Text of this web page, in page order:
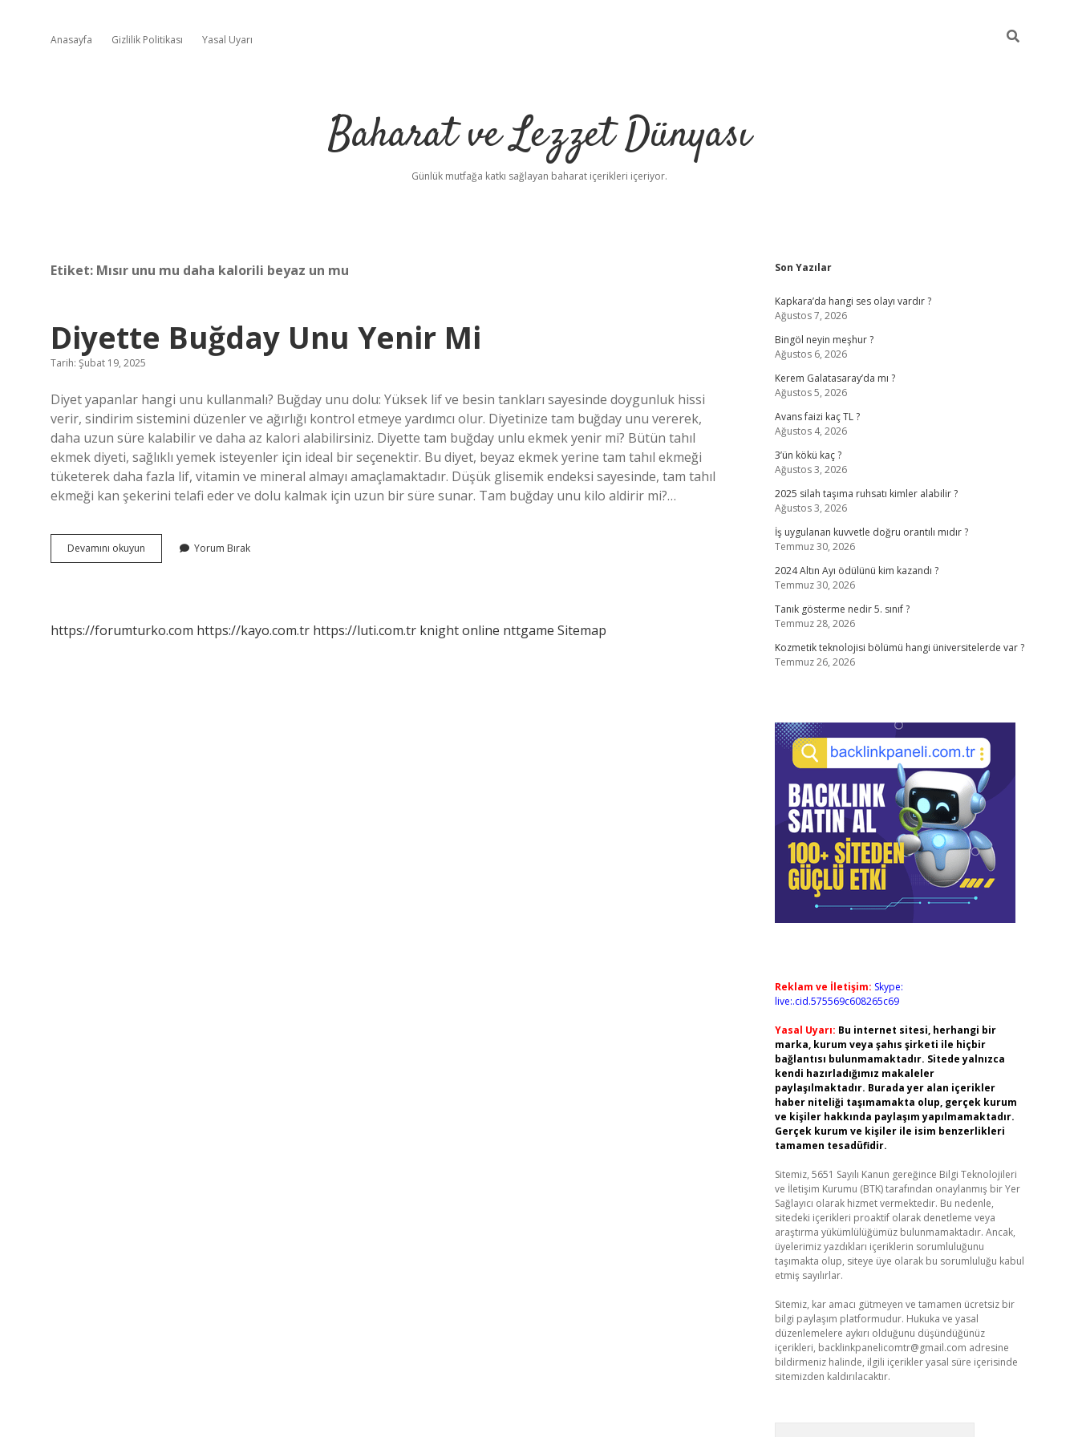
Anasayfa Gizlilik Politikası Yasal Uyarı
Baharat ve Lezzet Dünyası
Günlük mutfağa katkı sağlayan baharat içerikleri içeriyor.
Etiket: Mısır unu mu daha kalorili beyaz un mu
Diyette Buğday Unu Yenir Mi
Tarih: Şubat 19, 2025
Diyet yapanlar hangi unu kullanmalı? Buğday unu dolu: Yüksek lif ve besin tankları sayesinde doygunluk hissi
verir, sindirim sistemini düzenler ve ağırlığı kontrol etmeye yardımcı olur. Diyetinize tam buğday unu vererek,
daha uzun süre kalabilir ve daha az kalori alabilirsiniz. Diyette tam buğday unlu ekmek yenir mi? Bütün tahıl
ekmek diyeti, sağlıklı yemek isteyenler için ideal bir seçenektir. Bu diyet, beyaz ekmek yerine tam tahıl ekmeği
tüketerek daha fazla lif, vitamin ve mineral almayı amaçlamaktadır. Düşük glisemik endeksi sayesinde, tam tahıl
ekmeği kan şekerini telafi eder ve dolu kalmak için uzun bir süre sunar. Tam buğday unu kilo aldirir mi?…
Devamını okuyun
Buğday
Yorum Bırak
https://forumturko.com https://kayo.com.tr https://luti.com.tr knight online nttgame Sitemap
Sidebar
Son Yazılar
Kapkara’da hangi ses olayı vardır ?
Ağustos 7, 2026
Bingöl neyin meşhur ?
Ağustos 6, 2026
Kerem Galatasaray’da mı ?
Ağustos 5, 2026
Avans faizi kaç TL ?
Ağustos 4, 2026
3’ün kökü kaç ?
Ağustos 3, 2026
2025 silah taşıma ruhsatı kimler alabilir ?
Ağustos 3, 2026
İş uygulanan kuvvetle doğru orantılı mıdır ?
Temmuz 30, 2026
2024 Altın Ayı ödülünü kim kazandı ?
Temmuz 30, 2026
Tanık gösterme nedir 5. sınıf ?
Temmuz 28, 2026
Kozmetik teknolojisi bölümü hangi üniversitelerde var ?
Temmuz 26, 2026
Reklam ve İletişim: Skype:
live:.cid.575569c608265c69
Yasal Uyarı: Bu internet sitesi, herhangi bir
marka, kurum veya şahıs şirketi ile hiçbir
bağlantısı bulunmamaktadır. Sitede yalnızca
kendi hazırladığımız makaleler
paylaşılmaktadır. Burada yer alan içerikler
haber niteliği taşımamakta olup, gerçek kurum
ve kişiler hakkında paylaşım yapılmamaktadır.
Gerçek kurum ve kişiler ile isim benzerlikleri
tamamen tesadüfidir.
Sitemiz, 5651 Sayılı Kanun gereğince Bilgi Teknolojileri
ve İletişim Kurumu (BTK) tarafından onaylanmış bir Yer
Sağlayıcı olarak hizmet vermektedir. Bu nedenle,
sitedeki içerikleri proaktif olarak denetleme veya
araştırma yükümlülüğümüz bulunmamaktadır. Ancak,
üyelerimiz yazdıkları içeriklerin sorumluluğunu
taşımakta olup, siteye üye olarak bu sorumluluğu kabul
etmiş sayılırlar.
Sitemiz, kar amacı gütmeyen ve tamamen ücretsiz bir
bilgi paylaşım platformudur. Hukuka ve yasal
düzenlemelere aykırı olduğunu düşündüğünüz
içerikleri, backlinkpanelicomtr@gmail.com adresine
bildirmeniz halinde, ilgili içerikler yasal süre içerisinde
sitemizden kaldırılacaktır.